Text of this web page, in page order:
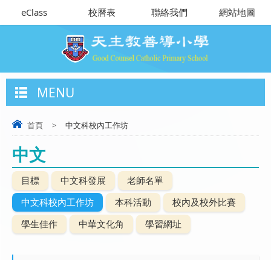
eClass 校曆表 聯絡我們 網站地圖
MENU
首頁 > 中文科校內工作坊
中文
目標 中文科發展
老師名單
中文科校內工作坊
本科活動
校內及校外比賽
學生佳作
中華文化角 學習網址